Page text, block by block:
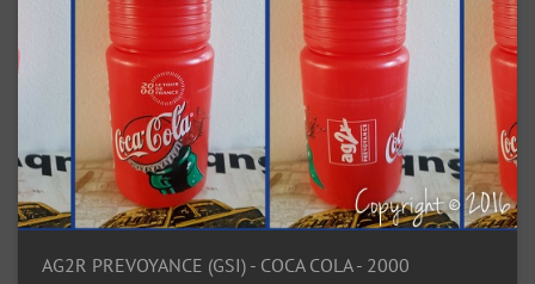
AG2R PREVOYANCE (GSI) - COCA COLA - 2000